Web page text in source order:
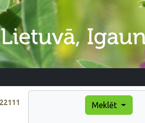
22111 Meklēt